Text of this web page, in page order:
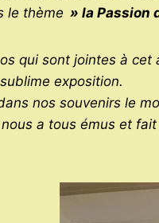
le thème » la Passion
qui sont jointes à
exposition.
nos souvenirs le
a tous émus et